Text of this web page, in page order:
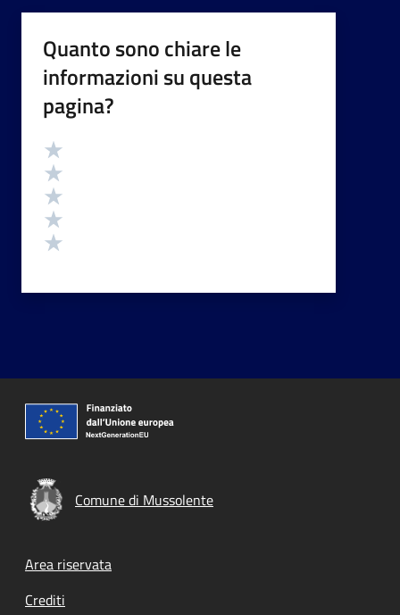
Quanto sono chiare le
informazioni su questa
pagina?
Valutazione
Comune di Mussolente
Footer menu
Area riservata
Crediti